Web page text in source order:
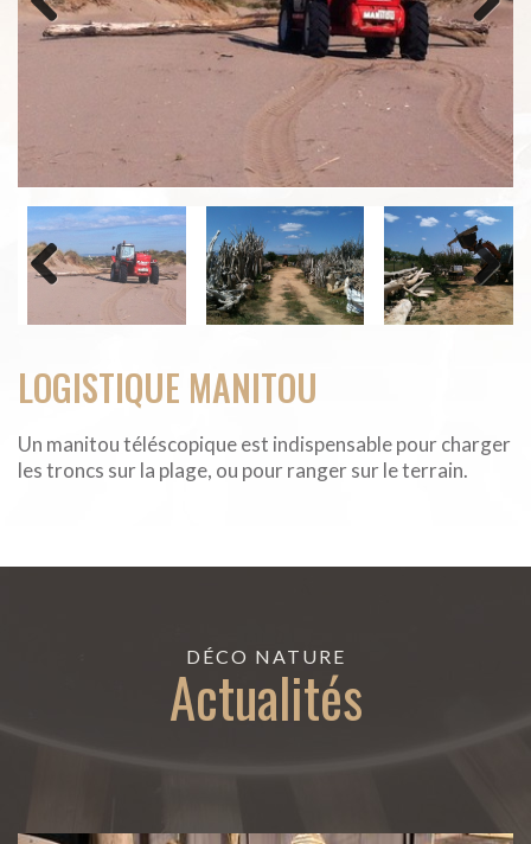
Previous Next
Next
LOGISTIQUE MANITOU
Un manitou téléscopique est indispensable pour charger
les troncs sur la plage, ou pour ranger sur le terrain.
DÉCO NATURE
Actualités